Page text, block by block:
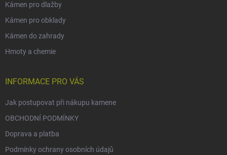
Kámen pro dlažby
Kámen pro obklady
Kámen do zahrady
Hmoty a chemie
INFORMACE PRO VÁS
Jak postupovat při nákupu kamene
OBCHODNÍ PODMÍNKY
Doprava a platba
Podmínky ochrany osobních údajů